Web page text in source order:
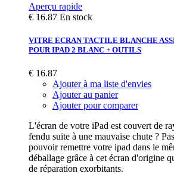
Aperçu rapide
€ 16.87 En stock
VITRE ECRAN TACTILE BLANCHE
POUR IPAD 2 BLANC + OUTILS
€ 16.87
Ajouter à ma liste d'envies
Ajouter au panier
Ajouter pour comparer
L'écran de votre iPad est couvert de
fendu suite à une mauvaise chute ?
pouvoir remettre votre ipad dans le
déballage grâce à cet écran d'origine
de réparation exorbitants.